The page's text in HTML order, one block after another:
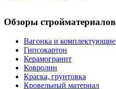
Обзоры стройматериалов
Вагонка и комплектующие
Гипсокартон
Керамогранит
Ковролин
Краска, грунтовка
Кровельный материал